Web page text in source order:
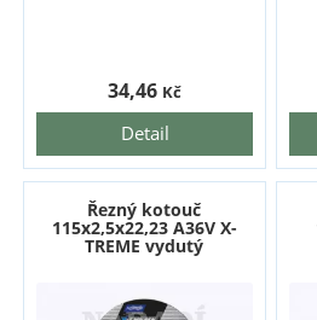
Detail
34,46 Kč
Řezný kotouč
115x2,5x22,23 A36V X-
TREME vydutý